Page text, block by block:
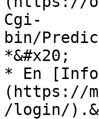
Cgi-
bin/
*&#x20;
* En
(https://
/login/